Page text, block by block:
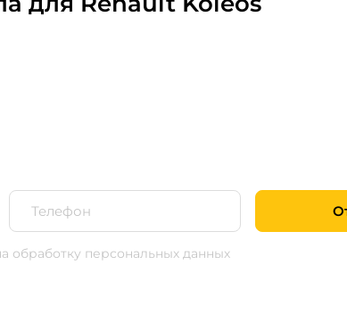
обработку персональных данных